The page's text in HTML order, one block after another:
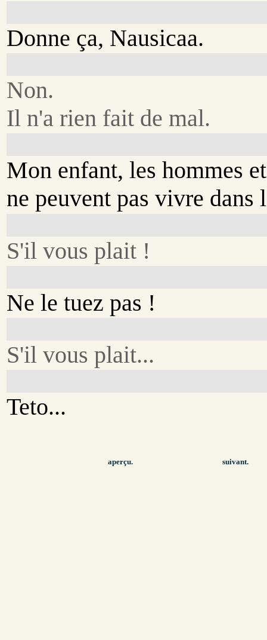
Donne ça, Nausicaa.
Non.
Il n'a rien fait de mal.
Mon enfant, les hommes
ne peuvent pas vivre dans
S'il vous plait !
Ne le tuez pas !
S'il vous plait...
Teto...
aperçu. suivant.